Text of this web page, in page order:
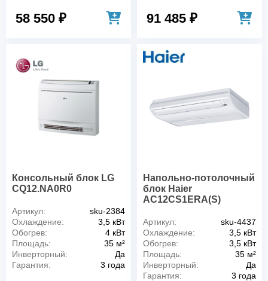
58 550 ₽ 91 485 ₽
Консольный блок LG
CQ12.NA0R0
Артикул:
sku-2384
Охлаждение:
3,5 кВт
Обогрев:
4 кВт
Площадь:
35 м²
Инверторный:
Да
Гарантия:
3 года
Напольно-потолочный
блок Haier
AC12CS1ERA(S)
Артикул:
sku-4437
Охлаждение:
3,5 кВт
Обогрев:
3,5 кВт
Площадь:
35 м²
Инверторный:
Да
Гарантия:
3 года